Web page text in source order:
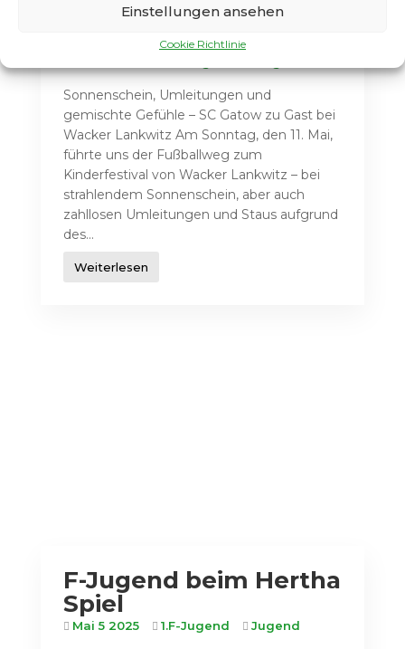
Einstellungen ansehen
Cookie Richtlinie
Kinderfestival bei
Wacker Lankwitz
Sonnenschein, Umleitungen und
gemischte Gefühle – SC Gatow zu Gast bei
Wacker Lankwitz Am Sonntag, den 11. Mai,
führte uns der Fußballweg zum
Kinderfestival von Wacker Lankwitz – bei
strahlendem Sonnenschein, aber auch
zahllosen Umleitungen und Staus aufgrund
des...
Weiterlesen
F-Jugend beim Hertha
Spiel
Mai 5 2025 1.F-Jugend Jugend